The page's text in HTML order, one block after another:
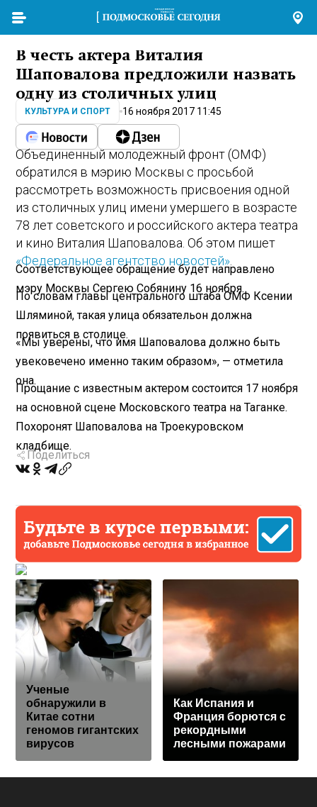
В честь актера Виталия
Шаповалова предложили назвать
одну из столичных улиц
КУЛЬТУРА И СПОРТ 16 ноября 2017 11:45
Объединенный молодежный фронт (ОМФ)
обратился в мэрию Москвы с просьбой
рассмотреть возможность присвоения одной
из столичных улиц имени умершего в возрасте
78 лет советского и российского актера театра
и кино Виталия Шаповалова. Об этом пишет
«Федеральное агентство новостей»
Соответствующее обращение будет направлено
мэру Москвы Сергею Собянину 16 ноября.
По словам главы центрального штаба ОМФ Ксении
Шляминой, такая улица обязательон должна
появиться в столице.
«Мы уверены, что имя Шаповалова должно быть
увековечено именно таким образом», — отметила
она.
Прощание с известным актером состоится 17 ноября
на основной сцене Московского театра на Таганке.
Похоронят Шаповалова на Троекуровском
кладбище.
Поделиться
Ученые
обнаружили в
Китае сотни
геномов гигантских
вирусов
Как Испания и
Франция борются с
рекордными
лесными пожарами